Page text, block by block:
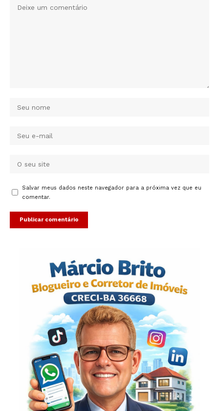
Salvar meus dados neste navegador para a próxima vez que eu
comentar.